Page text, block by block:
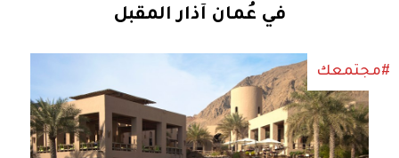
في عُمان آذار المقبل
#مجتمعك